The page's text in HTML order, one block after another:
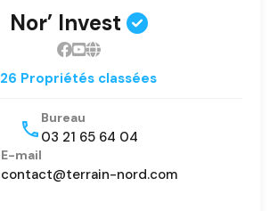
Nor’ Invest
26 Propriétés classées
Bureau
03 21 65 64 04
E-mail
contact@terrain-nord.com